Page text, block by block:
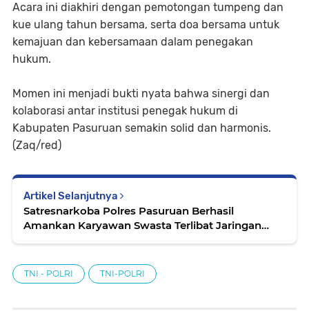
Acara ini diakhiri dengan pemotongan tumpeng dan
kue ulang tahun bersama, serta doa bersama untuk
kemajuan dan kebersamaan dalam penegakan
hukum.
Momen ini menjadi bukti nyata bahwa sinergi dan
kolaborasi antar institusi penegak hukum di
Kabupaten Pasuruan semakin solid dan harmonis.
(Zaq/red)
Artikel Selanjutnya
Satresnarkoba Polres Pasuruan Berhasil
Amankan Karyawan Swasta Terlibat Jaringan
TNI - POLRI TNI-POLRI